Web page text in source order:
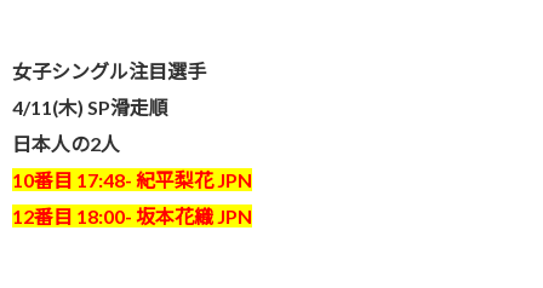
女子シングル注目選手
4/11(木) SP滑走順
日本人の2人
10番目 17:48- 紀平梨花 JPN
12番目 18:00- 坂本花織 JPN